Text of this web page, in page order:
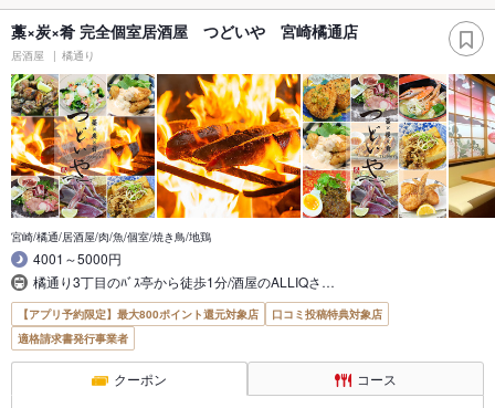
藁×炭×肴 完全個室居酒屋 つどいや 宮崎橘通店
居酒屋 橘通り
宮崎/橘通/居酒屋/肉/魚/個室/焼き鳥/地鶏
4001～5000円
橘通り3丁目のﾊﾞｽ亭から徒歩1分/酒屋のALLIQさ…
【アプリ予約限定】最大800ポイント還元対象店
口コミ投稿特典対象店
適格請求書発行事業者
クーポン コース